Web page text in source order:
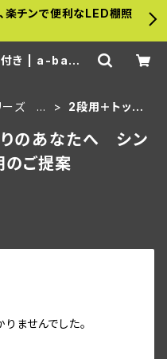
楽チンで便利なLED棚照
付き | a-bamb
ーズ
2段用＋トップ
のあなたへ シン
のご提案
ませんでした。